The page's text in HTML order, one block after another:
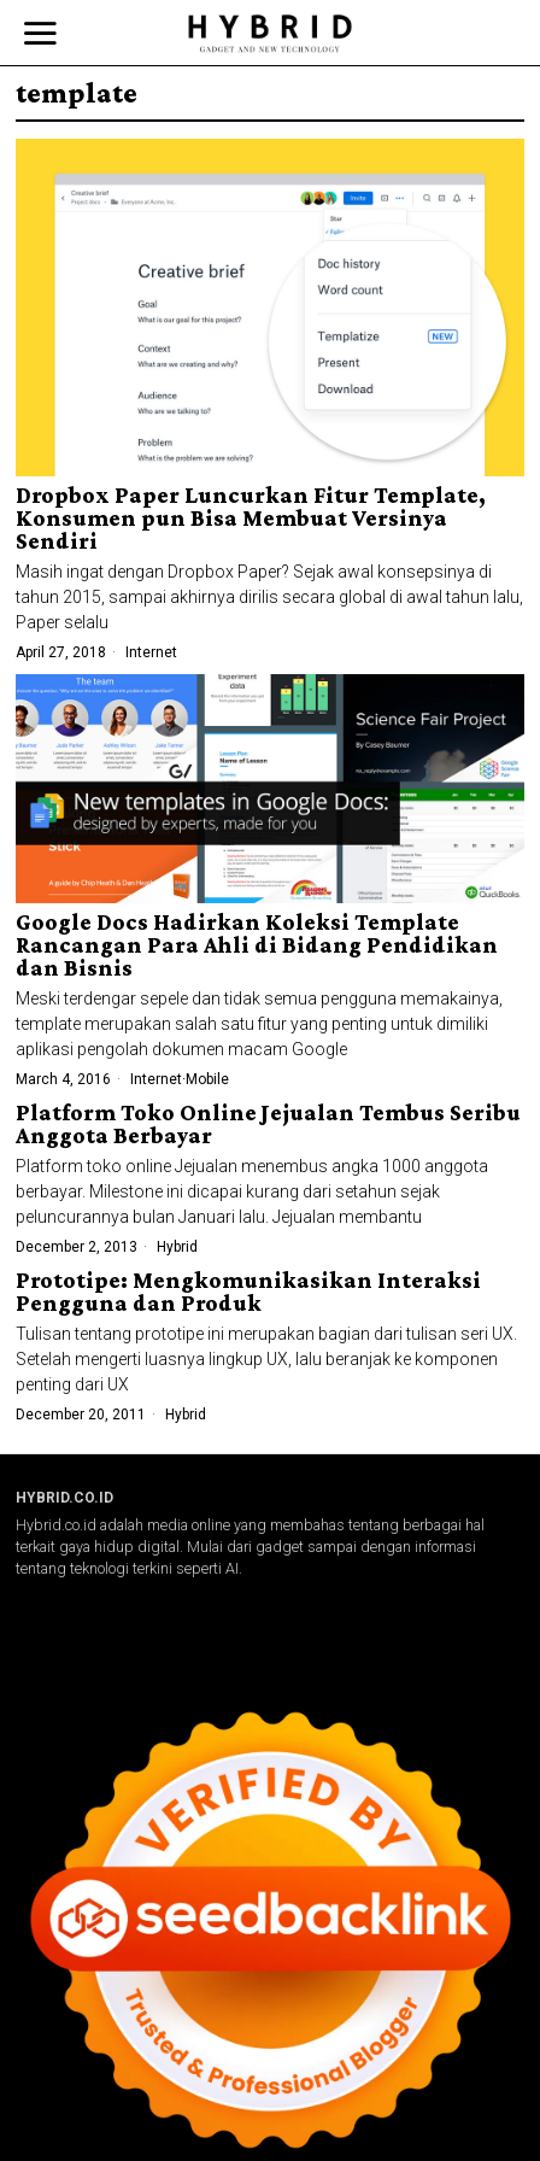
template
Dropbox Paper Luncurkan Fitur Template,
Konsumen pun Bisa Membuat Versinya
Sendiri
Masih ingat dengan Dropbox Paper? Sejak awal konsepsinya di
tahun 2015, sampai akhirnya dirilis secara global di awal tahun lalu,
Paper selalu
April 27, 2018 Internet
Google Docs Hadirkan Koleksi Template
Rancangan Para Ahli di Bidang Pendidikan
dan Bisnis
Meski terdengar sepele dan tidak semua pengguna memakainya,
template merupakan salah satu fitur yang penting untuk dimiliki
aplikasi pengolah dokumen macam Google
March 4, 2016 Internet· Mobile
Platform Toko Online Jejualan Tembus Seribu
Anggota Berbayar
Platform toko online Jejualan menembus angka 1000 anggota
berbayar. Milestone ini dicapai kurang dari setahun sejak
peluncurannya bulan Januari lalu. Jejualan membantu
December 2, 2013 Hybrid
Prototipe: Mengkomunikasikan Interaksi
Pengguna dan Produk
Tulisan tentang prototipe ini merupakan bagian dari tulisan seri UX.
Setelah mengerti luasnya lingkup UX, lalu beranjak ke komponen
penting dari UX
December 20, 2011 Hybrid
HYBRID.CO.ID
Hybrid.co.id adalah media online yang membahas tentang berbagai hal
terkait gaya hidup digital. Mulai dari gadget sampai dengan informasi
tentang teknologi terkini seperti AI.